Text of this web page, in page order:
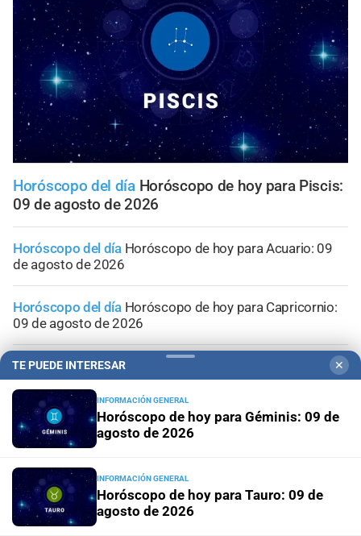
Horóscopo del día Horóscopo de hoy para Piscis:
09 de agosto de 2026
Horóscopo del día Horóscopo de hoy para Acuario: 09
de agosto de 2026
Horóscopo del día Horóscopo de hoy para Capricornio:
09 de agosto de 2026
Horóscopo del díaHoróscopo de hoy para Sagitario: 09
de agosto de 2026
Horóscopo del díaHoróscopo de hoy para Escorpio: 09
de agosto de 2026
TE PUEDE INTERESAR ✕
INFORMACIÓN GENERAL
Horóscopo de hoy para Géminis: 09 de
agosto de 2026
INFORMACIÓN GENERAL
Horóscopo de hoy para Tauro: 09 de
agosto de 2026